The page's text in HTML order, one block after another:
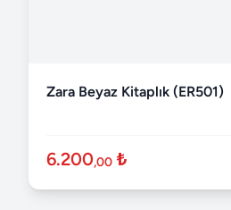
Zara Beyaz Kitaplık (ER501)
6.200,00 ₺